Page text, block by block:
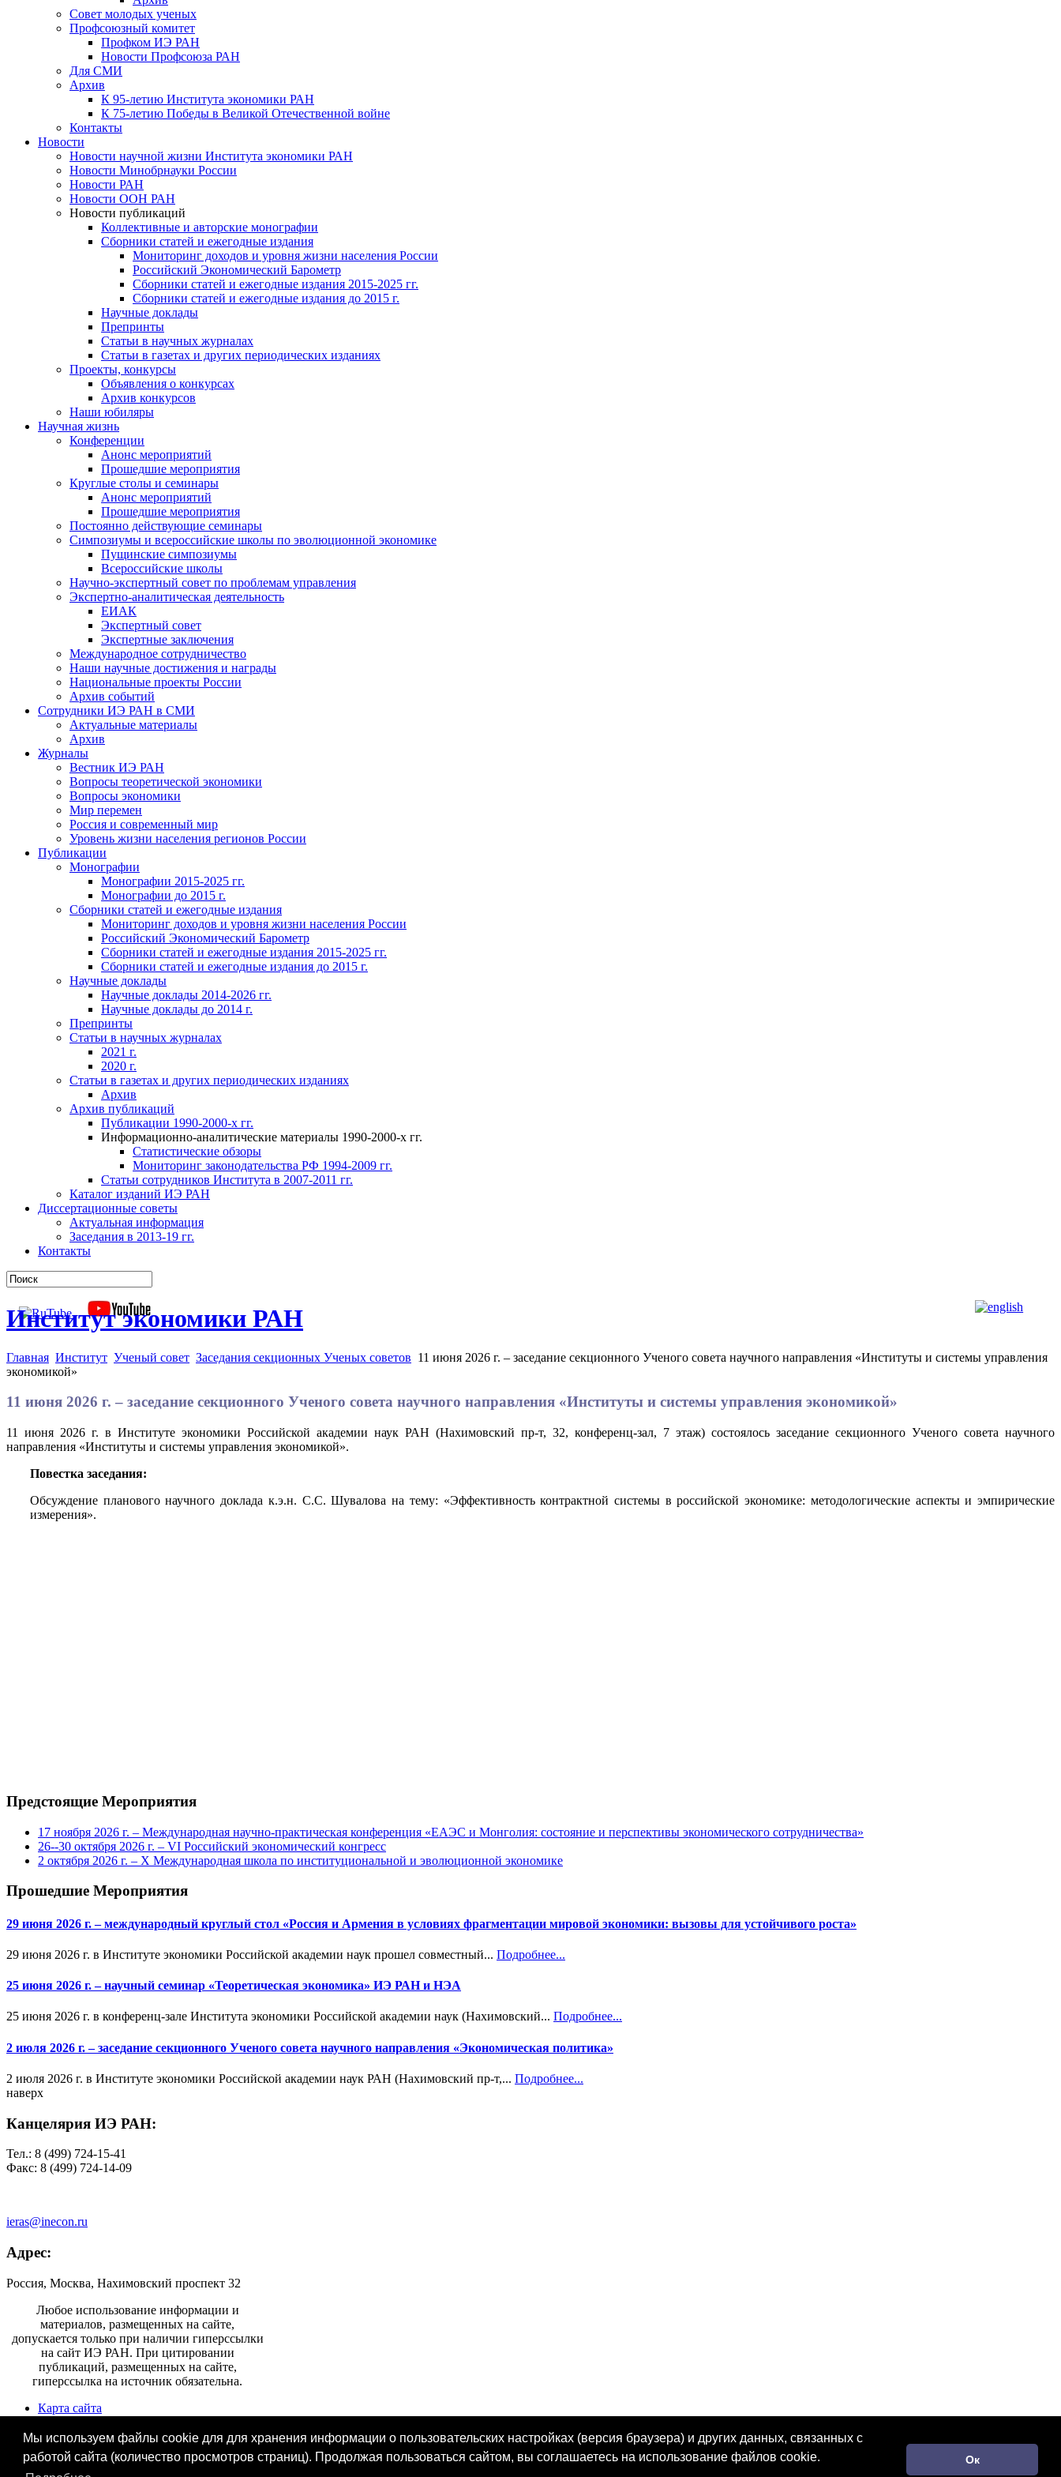
Мы используем файлы cookie для для хранения информации о пользовательских настройках (версия браузера) и других данных, связанных с
работой сайта (количество просмотров страниц). Продолжая пользоваться сайтом, вы соглашаетесь на использование файлов cookie.
Ок
Совет молодых ученых
Профсоюзный комитет
Профком ИЭ РАН
Новости Профсоюза РАН
Для СМИ
Архив
К 95-летию Института экономики РАН
К 75-летию Победы в Великой Отечественной войне
Контакты
Новости
Новости научной жизни Института экономики РАН
Новости Минобрнауки России
Новости РАН
Новости ООН РАН
Новости публикаций
Коллективные и авторские монографии
Сборники статей и ежегодные издания
Мониторинг доходов и уровня жизни населения России
Российский Экономический Барометр
Сборники статей и ежегодные издания 2015-2025 гг.
Сборники статей и ежегодные издания до 2015 г.
Научные доклады
Препринты
Статьи в научных журналах
Статьи в газетах и других периодических изданиях
Проекты, конкурсы
Объявления о конкурсах
Архив конкурсов
Наши юбиляры
Научная жизнь
Конференции
Анонс мероприятий
Прошедшие мероприятия
Круглые столы и семинары
Анонс мероприятий
Прошедшие мероприятия
Постоянно действующие семинары
Симпозиумы и всероссийские школы по эволюционной экономике
Пущинские симпозиумы
Всероссийские школы
Научно-экспертный совет по проблемам управления
Экспертно-аналитическая деятельность
ЕИАК
Экспертный совет
Экспертные заключения
Международное сотрудничество
Наши научные достижения и награды
Национальные проекты России
Архив событий
Сотрудники ИЭ РАН в СМИ
Актуальные материалы
Архив
Журналы
Вестник ИЭ РАН
Вопросы теоретической экономики
Вопросы экономики
Мир перемен
Россия и современный мир
Уровень жизни населения регионов России
Публикации
Монографии
Монографии 2015-2025 гг.
Монографии до 2015 г.
Сборники статей и ежегодные издания
Мониторинг доходов и уровня жизни населения России
Российский Экономический Барометр
Сборники статей и ежегодные издания 2015-2025 гг.
Сборники статей и ежегодные издания до 2015 г.
Научные доклады
Научные доклады 2014-2026 гг.
Научные доклады до 2014 г.
Препринты
Статьи в научных журналах
2021 г.
2020 г.
Статьи в газетах и других периодических изданиях
Архив
Архив публикаций
Публикации 1990-2000-х гг.
Информационно-аналитические материалы 1990-2000-х гг.
Статистические обзоры
Мониторинг законодательства РФ 1994-2009 гг.
Статьи сотрудников Института в 2007-2011 гг.
Каталог изданий ИЭ РАН
Диссертационные советы
Актуальная информация
Заседания в 2013-19 гг.
Контакты
Институт экономики РАН
Главная Институт Ученый совет Заседания секционных Ученых советов 11 июня 2026 г. – заседание секционного Ученого совета научного направления «Институты и системы управления
экономикой»
11 июня 2026 г. – заседание секционного Ученого совета научного направления «Институты и системы управления экономикой»
11 июня 2026 г. в Институте экономики Российской академии наук РАН (Нахимовский пр-т, 32, конференц-зал, 7 этаж) состоялось заседание секционного Ученого совета научного
направления «Институты и системы управления экономикой».
Повестка заседания:
Обсуждение планового научного доклада к.э.н. С.С. Шувалова на тему: «Эффективность контрактной системы в российской экономике: методологические аспекты и эмпирические
измерения».
Предстоящие Мероприятия
17 ноября 2026 г. – Международная научно-практическая конференция «ЕАЭС и Монголия: состояние и перспективы экономического сотрудничества»
26--30 октября 2026 г. – VI Российский экономический конгресс
2 октября 2026 г. – X Международная школа по институциональной и эволюционной экономике
Прошедшие Мероприятия
29 июня 2026 г. – международный круглый стол «Россия и Армения в условиях фрагментации мировой экономики: вызовы для устойчивого роста»
29 июня 2026 г. в Институте экономики Российской академии наук прошел совместный... Подробнее...
25 июня 2026 г. – научный семинар «Теоретическая экономика» ИЭ РАН и НЭА
25 июня 2026 г. в конференц-зале Института экономики Российской академии наук (Нахимовский... Подробнее...
2 июля 2026 г. – заседание секционного Ученого совета научного направления «Экономическая политика»
2 июля 2026 г. в Институте экономики Российской академии наук РАН (Нахимовский пр-т,... Подробнее...
наверх
Канцелярия ИЭ РАН:
Тел.: 8 (499) 724-15-41
Факс: 8 (499) 724-14-09
ieras@inecon.ru
Адрес:
Россия, Москва, Нахимовский проспект 32
Любое использование информации и
материалов, размещенных на сайте,
допускается только при наличии гиперссылки
на сайт ИЭ РАН. При цитировании
публикаций, размещенных на сайте,
гиперссылка на источник обязательна.
Карта сайта
Контактная информация